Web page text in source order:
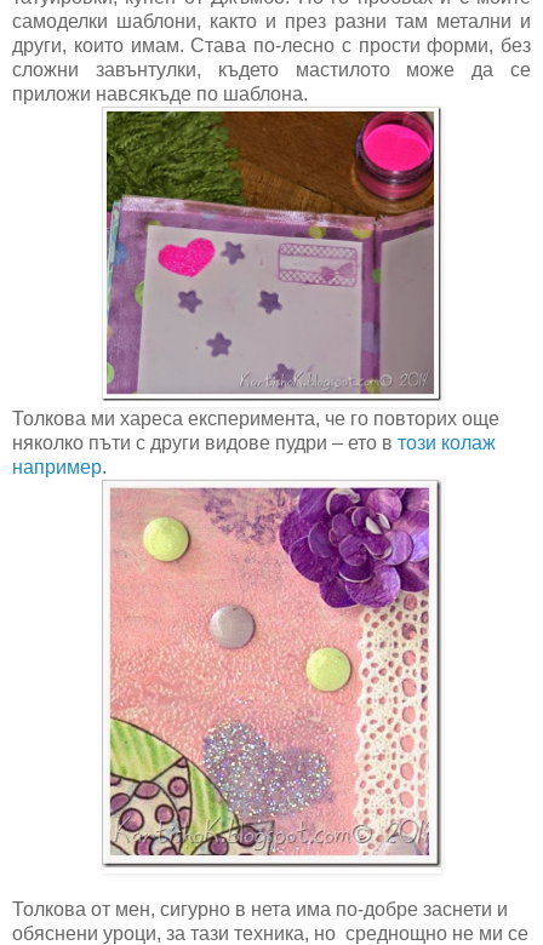
самоделки шаблони, както и през разни там метални и
други, които имам. Става по-лесно с прости форми, без
сложни завънтулки, където мастилото може да се
приложи навсякъде по шаблона.
Толкова ми хареса експеримента, че го повторих още
няколко пъти с други видове пудри – ето в този колаж
например.
Толкова от мен, сигурно в нета има по-добре заснети и
обяснени уроци, за тази техника, но среднощно не ми се